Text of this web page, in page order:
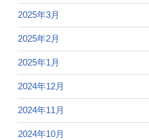
2025年3月
2025年2月
2025年1月
2024年12月
2024年11月
2024年10月